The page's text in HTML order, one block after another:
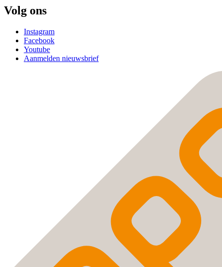
Volg ons
Instagram
Facebook
Youtube
Aanmelden nieuwsbrief